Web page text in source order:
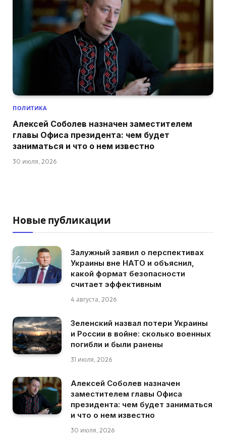
ПОЛИТИКА
Алексей Соболев назначен заместителем
главы Офиса президента: чем будет
заниматься и что о нем известно
30 июля, 2026
Новые публикации
Залужный заявил о перспективах
Украины вне НАТО и объяснил,
какой формат безопасности
считает эффективным
4 августа, 2026
Зеленский назвал потери Украины
и России в войне: сколько военных
погибли и были ранены
31 июля, 2026
Алексей Соболев назначен
заместителем главы Офиса
президента: чем будет заниматься
и что о нем известно
30 июля, 2026